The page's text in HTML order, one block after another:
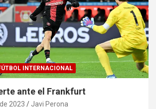
INTERNACIONAL
ante el Frankfurt
2023 Javi Perona